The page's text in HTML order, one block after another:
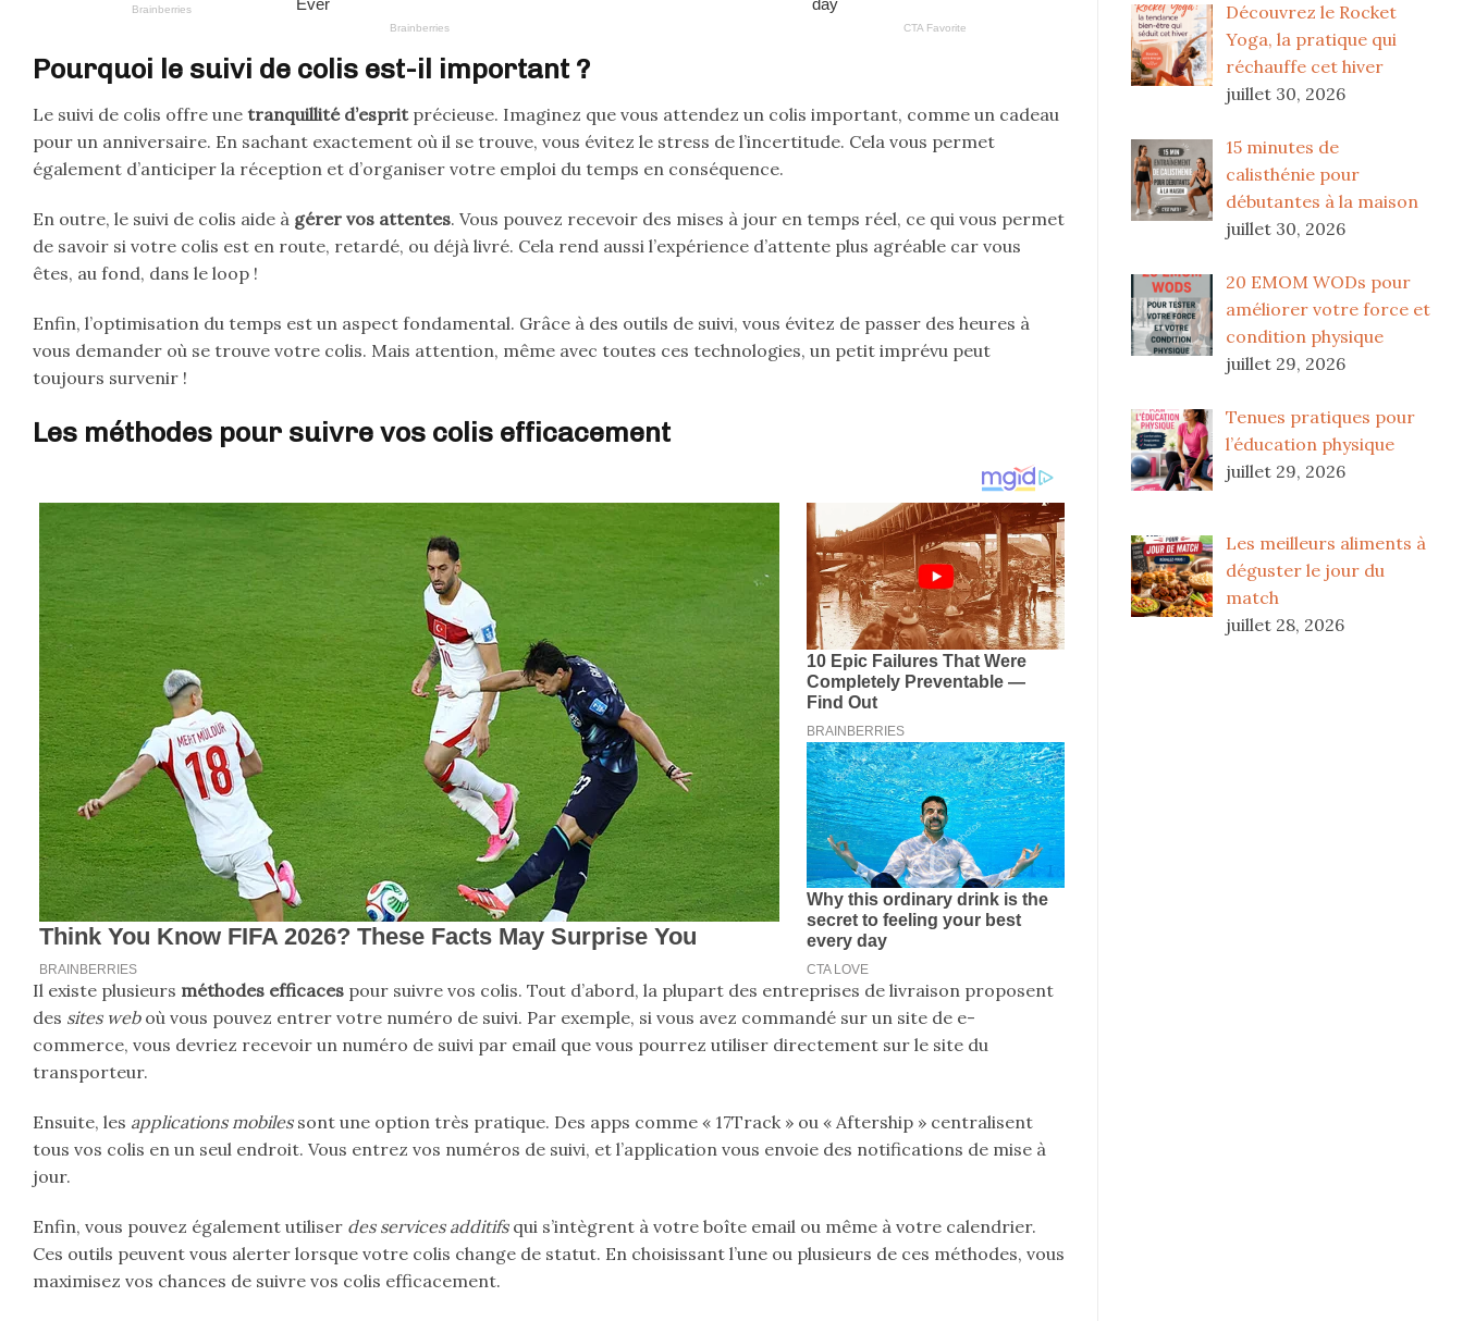
Pourquoi le suivi de colis est-il important ?
Le suivi de colis offre une tranquillité d’espritprécieuse. Imaginez que vous attendez un colis important, comme un cadeau
pour un anniversaire. En sachant exactement où il se trouve, vous évitez le stress de l’incertitude. Cela vous permet
également d’anticiper la réception et d’organiser votre emploi du temps en conséquence.
En outre, le suivi de colis aide à gérer vos attentes. Vous pouvez recevoir des mises à jour en temps réel, ce qui vous permet
de savoir si votre colis est en route, retardé, ou déjà livré. Cela rend aussi l’expérience d’attente plus agréable car vous
êtes, au fond, dans le loop !
Enfin, l’optimisation du temps est un aspect fondamental. Grâce à des outils de suivi, vous évitez de passer des heures à
vous demander où se trouve votre colis. Mais attention, même avec toutes ces technologies, un petit imprévu peut
toujours survenir !
Les méthodes pour suivre vos colis efficacement
Il existe plusieurs méthodes efficaces pour suivre vos colis. Tout d’abord, la plupart des entreprises de livraison proposent
des sites weboù vous pouvez entrer votre numéro de suivi. Par exemple, si vous avez commandé sur un site de e-
commerce, vous devriez recevoir un numéro de suivi par email que vous pourrez utiliser directement sur le site du
transporteur.
Ensuite, les applications mobilessont une option très pratique. Des apps comme « 17Track » ou « Aftership » centralisent
tous vos colis en un seul endroit. Vous entrez vos numéros de suivi, et l’application vous envoie des notifications de mise à
jour.
Enfin, vous pouvez également utiliser des services additifsqui s’intègrent à votre boîte email ou même à votre calendrier.
Ces outils peuvent vous alerter lorsque votre colis change de statut. En choisissant l’une ou plusieurs de ces méthodes, vous
maximisez vos chances de suivre vos colis efficacement.
Découvrez le Rocket
Yoga, la pratique qui
réchauffe cet hiver
juillet 30, 2026
15 minutes de
calisthénie pour
débutantes à la maison
juillet 30, 2026
20 EMOM WODs pour
améliorer votre force et
condition physique
juillet 29, 2026
Tenues pratiques pour
l’éducation physique
juillet 29, 2026
Les meilleurs aliments à
déguster le jour du
match
juillet 28, 2026